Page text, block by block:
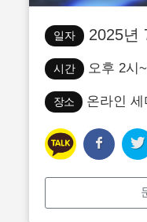
일자 2025년
시간 오후 2시
장소 온라인 세